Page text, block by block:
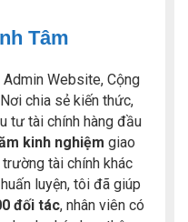
Tâm
Admin Website, Cộng
chia sẻ kiến thức,
tư tài chính hàng đầu
kinh nghiệm giao
tài chính khác
luyện, tôi đã giúp
đối tác, nhân viên có